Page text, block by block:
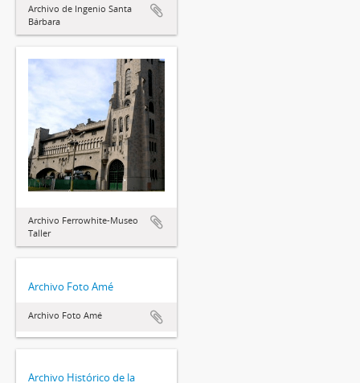
Archivo de Ingenio Santa
Bárbara
Archivo Ferrowhite-Museo
Taller
Archivo Foto Amé
Archivo Foto Amé
Archivo Histórico de la